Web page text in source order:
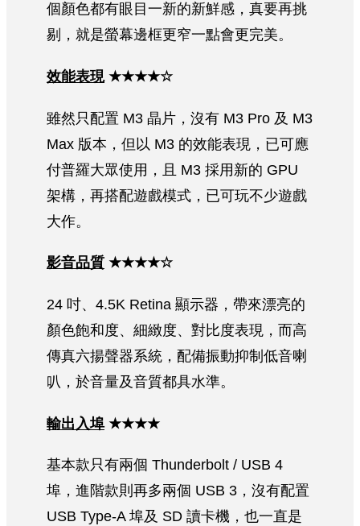
個顏色都有眼目一新的新鮮感，真要再挑
剔，就是螢幕邊框更窄一點會更完美。
效能表現★★★★☆
雖然只配置 M3 晶片，沒有 M3 Pro 及 M3
Max 版本，但以 M3 的效能表現，已可應
付普羅大眾使用，且 M3 採用新的 GPU
架構，再搭配遊戲模式，已可玩不少遊戲
大作。
影音品質 ★★★★☆
24 吋、4.5K Retina 顯示器，帶來漂亮的
顏色飽和度、細緻度、對比度表現，而高
傳真六揚聲器系統，配備振動抑制低音喇
叭，於音量及音質都具水準。
輸出入埠★★★★
基本款只有兩個 Thunderbolt / USB 4
埠，進階款則再多兩個 USB 3，沒有配置
USB Type-A 埠及 SD 讀卡機，也一直是